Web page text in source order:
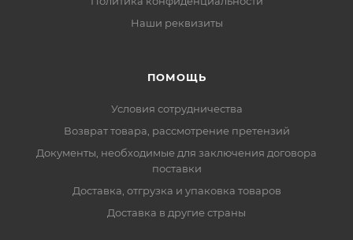
Наши реквизиты
ПОМОЩЬ
Условия сотрудничества
Возврат товара, рассмотрение претензий
Документы, необходимые для заключения договора
поставки
Доставка, отгрузка и упаковка товаров
Доставка в другие страны